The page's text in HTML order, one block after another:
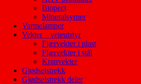
Biopect
Mineralsyrner
Varmelamper
Vekter – veieutstyr
Fjærvekter i plast
Fjærvekter i stål
Kranvekter
Gjødselstrekk
Gjødselstrekk deler